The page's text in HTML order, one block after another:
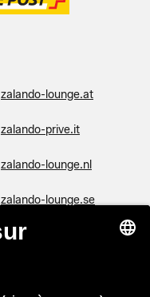
zalando-lounge.at
zalando-prive.it
zalando-lounge.nl
zalando-lounge.se
zalando-lounge.dk